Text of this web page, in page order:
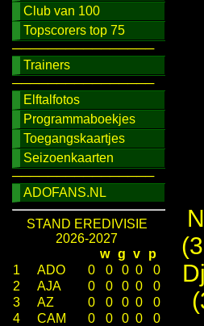
Club van 100
Topscorers top 75
────────────────
Trainers
────────────────
Elftalfotos
Programmaboekjes
Toegangskaartjes
Seizoenkaarten
────────────────
ADOFANS.NL
STAND EREDIVISIE
2026-2027
w g v
p
1
ADO 0 0 0 0
0
2
AJA 0 0 0 0
0
3
AZ 0 0 0 0
0
4
CAM 0 0 0 0
0